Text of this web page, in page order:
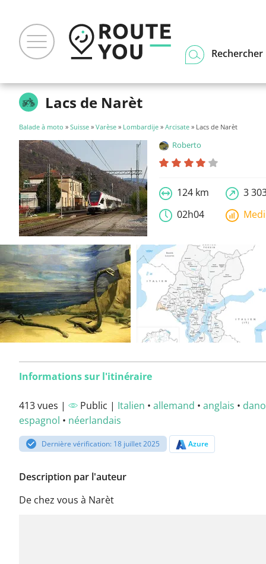
Lacs de Narèt
Balade à moto » Suisse » Varèse » Lombardije » Arcisate » Lacs de Narèt
Roberto
124 km
3
02h04
Informations sur l'itinéraire
413 vues | Public | Italien • allemand • anglais •
espagnol • néerlandais
Dernière vérification: 18 juillet 2025 Azure
Description par l'auteur
De chez vous à Narèt